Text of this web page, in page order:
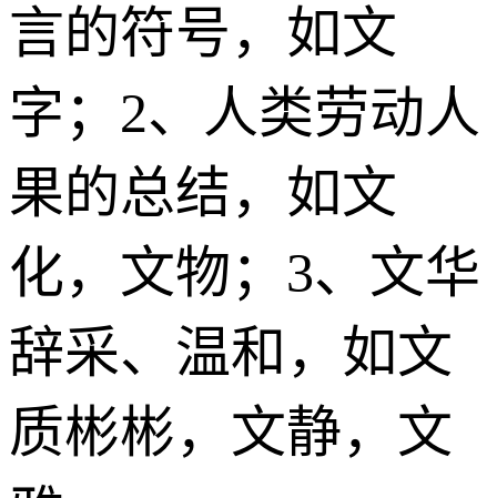
言的符号，如文
字；2、人类劳动人
果的总结，如文
化，文物；3、文华
辞采、温和，如文
质彬彬，文静，文